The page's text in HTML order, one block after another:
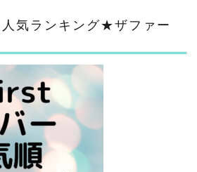
気ランキング★ザファー